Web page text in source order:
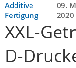
Additive
Fertigung
09.
2020
XXL-
D-